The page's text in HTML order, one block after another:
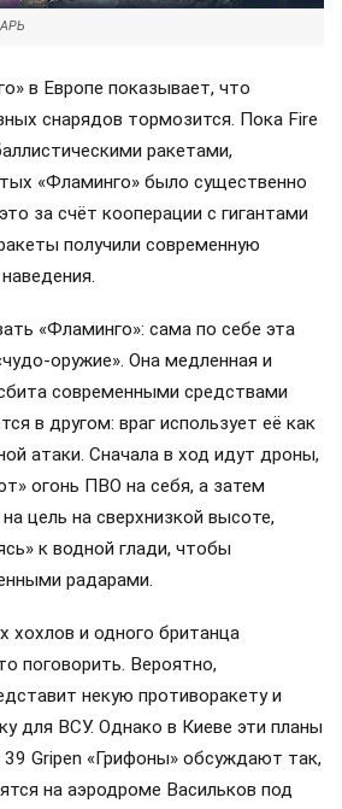
в Европе показывает, что
снарядов тормозится. Пока Fire
ракетами,
«Фламинго» было существенно
за счёт кооперации с гигантами
получили современную
«Фламинго»: сама по себе эта
оружие». Она медленная и
современными средствами
в другом: враг использует её как
атаки. Сначала в ход идут дроны,
огонь ПВО на себя, а затем
цель на сверхнизкой высоте,
к водной глади, чтобы
радарами.
хохлов и одного британца
поговорить. Вероятно,
некую противоракету и
для ВСУ. Однако в Киеве эти планы
Gripen «Грифоны» обсуждают так,
на аэродроме Васильков под